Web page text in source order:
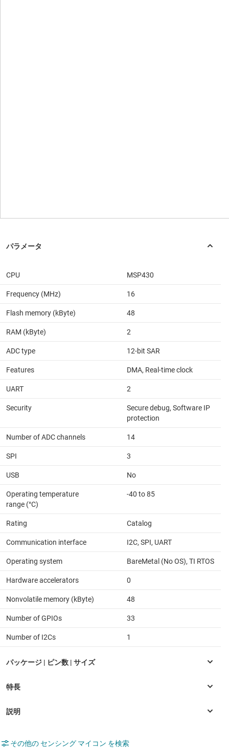
CPU MSP430
Frequency (MHz) 16
Flash memory (kByte) 48
RAM (kByte) 2
ADC type 12-bit SAR
Features DMA, Real-time clock
UART 2
Security
Secure debug, Software IP
protection
Number of ADC channels 14
SPI 3
USB No
Operating temperature
range (°C)
-40 to 85
Rating Catalog
Communication interface I2C, SPI, UART
Operating system BareMetal (No OS), TI RTOS
Hardware accelerators 0
Nonvolatile memory (kByte) 48
Number of GPIOs 33
Number of I2Cs 1
その他の センシング マイコン を検索